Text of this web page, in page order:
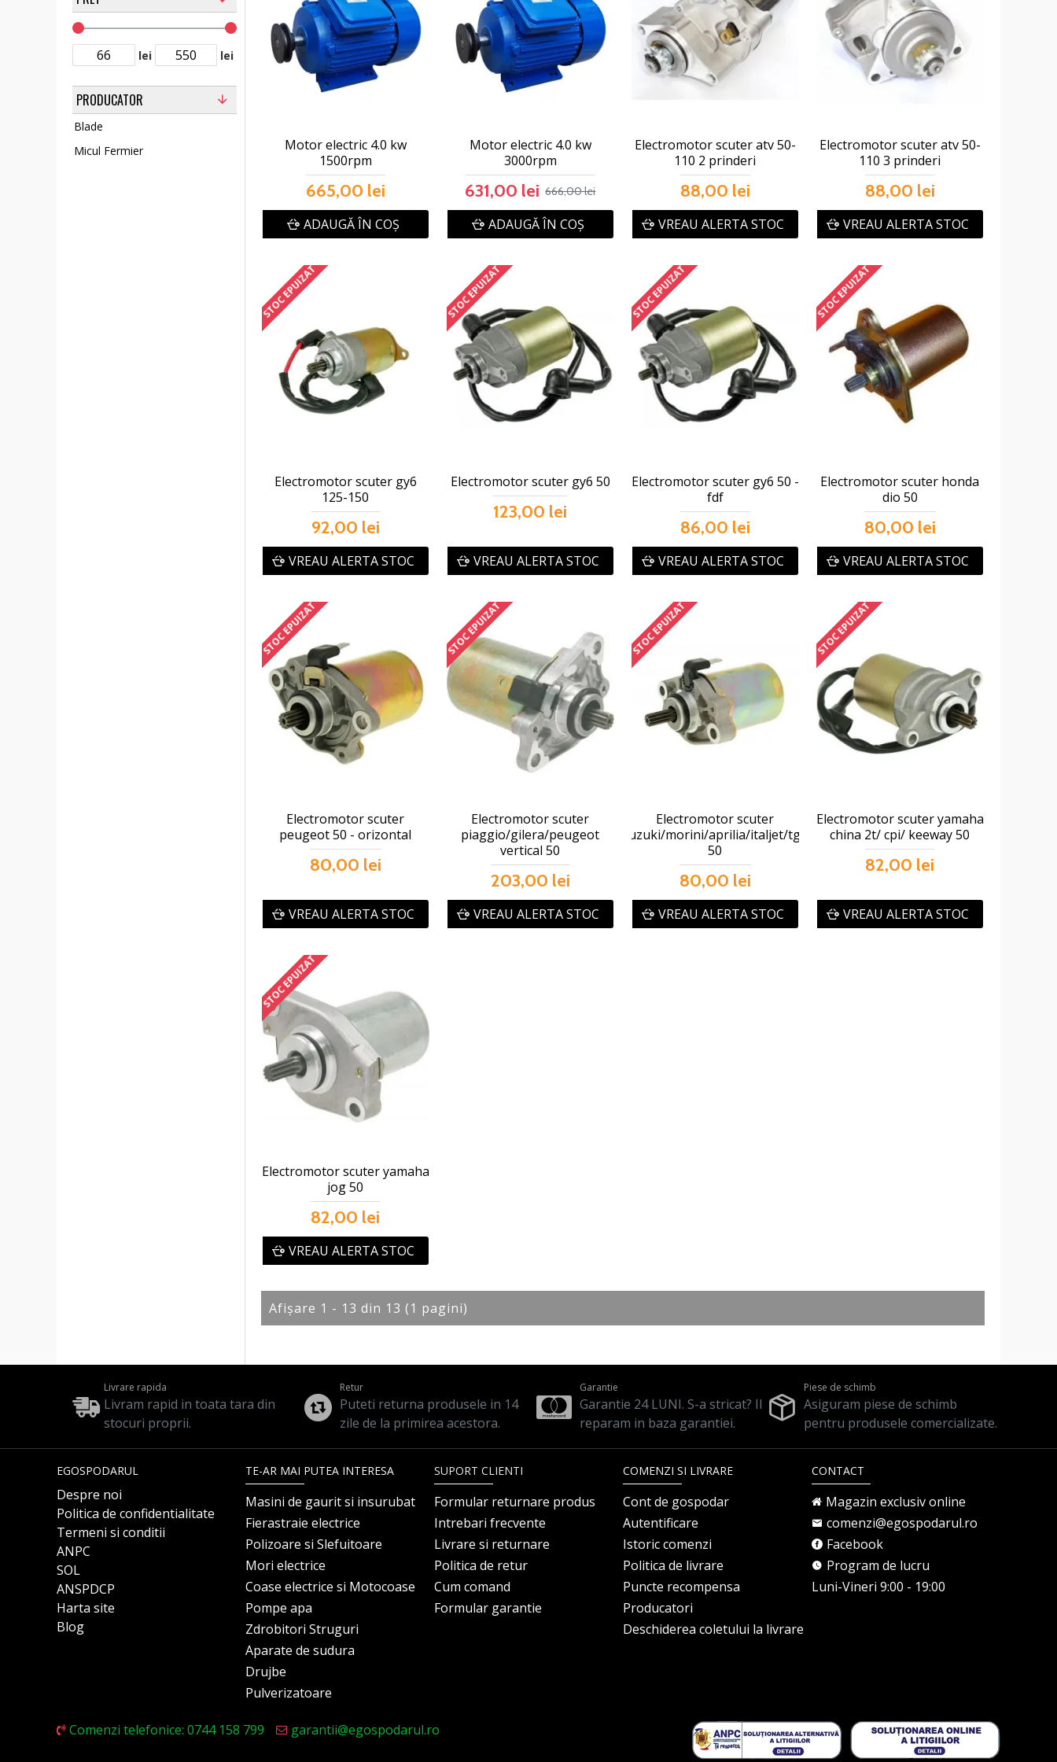
lei lei
PRODUCATOR
Blade
Micul Fermier
Motor electric 4.0 kw
1500rpm
665,00 lei
ADAUGĂ ÎN COŞ
Motor electric 4.0 kw
3000rpm
631,00 lei 666,00 lei
ADAUGĂ ÎN COŞ
Electromotor scuter atv 50-
110 2 prinderi
88,00 lei
VREAU ALERTA STOC
Electromotor scuter atv 50-
110 3 prinderi
88,00 lei
VREAU ALERTA STOC
STOC EPUIZAT
Electromotor scuter gy6
125-150
92,00 lei
VREAU ALERTA STOC
STOC EPUIZAT
Electromotor scuter gy6 50
123,00 lei
VREAU ALERTA STOC
STOC EPUIZAT
Electromotor scuter gy6 50 -
fdf
86,00 lei
VREAU ALERTA STOC
STOC EPUIZAT
Electromotor scuter honda
dio 50
80,00 lei
VREAU ALERTA STOC
STOC EPUIZAT
Electromotor scuter
peugeot 50 - orizontal
80,00 lei
VREAU ALERTA STOC
STOC EPUIZAT
Electromotor scuter
piaggio/gilera/peugeot
vertical 50
203,00 lei
VREAU ALERTA STOC
STOC EPUIZAT
Electromotor scuter
suzuki/morini/aprilia/italjet/tgb
50
80,00 lei
VREAU ALERTA STOC
STOC EPUIZAT
Electromotor scuter yamaha
china 2t/ cpi/ keeway 50
82,00 lei
VREAU ALERTA STOC
STOC EPUIZAT
Electromotor scuter yamaha
jog 50
82,00 lei
VREAU ALERTA STOC
Afişare 1 - 13 din 13 (1 pagini)
Livrare rapida
Livram rapid in toata tara din
stocuri proprii.
Retur
Puteti returna produsele in 14
zile de la primirea acestora.
Garantie
Garantie 24 LUNI. S-a stricat? Il
reparam in baza garantiei.
Piese de schimb
Asiguram piese de schimb
pentru produsele comercializate.
EGOSPODARUL
Despre noi
Politica de confidentialitate
Termeni si conditii
ANPC
SOL
ANSPDCP
Harta site
Blog
TE-AR MAI PUTEA INTERESA
Masini de gaurit si insurubat
Fierastraie electrice
Polizoare si Slefuitoare
Mori electrice
Coase electrice si Motocoase
Pompe apa
Zdrobitori Struguri
Aparate de sudura
Drujbe
Pulverizatoare
SUPORT CLIENTI
Formular returnare produs
Intrebari frecvente
Livrare si returnare
Politica de retur
Cum comand
Formular garantie
COMENZI SI LIVRARE
Cont de gospodar
Autentificare
Istoric comenzi
Politica de livrare
Puncte recompensa
Producatori
Deschiderea coletului la livrare
CONTACT
Magazin exclusiv online
comenzi@egospodarul.ro
Facebook
Program de lucru
Luni-Vineri 9:00 - 19:00
Comenzi telefonice: 0744 158 799 garantii@egospodarul.ro